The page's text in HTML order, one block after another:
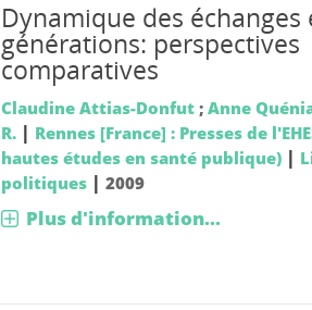
Dynamique des échanges
générations: perspectives
comparatives
Claudine Attias-Donfut; Anne
R. | Rennes [France] : Presses de
hautes études en santé publique)|
politiques| 2009
Plus d'information...